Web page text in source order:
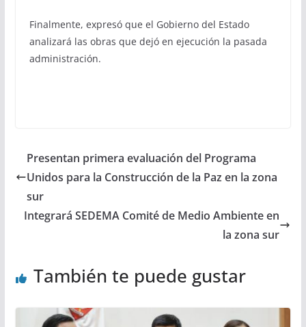
Finalmente, expresó que el Gobierno del Estado
analizará las obras que dejó en ejecución la pasada
administración.
Presentan primera evaluación del Programa
Unidos para la Construcción de la Paz en la zona
sur
Integrará SEDEMA Comité de Medio Ambiente en
la zona sur
También te puede gustar